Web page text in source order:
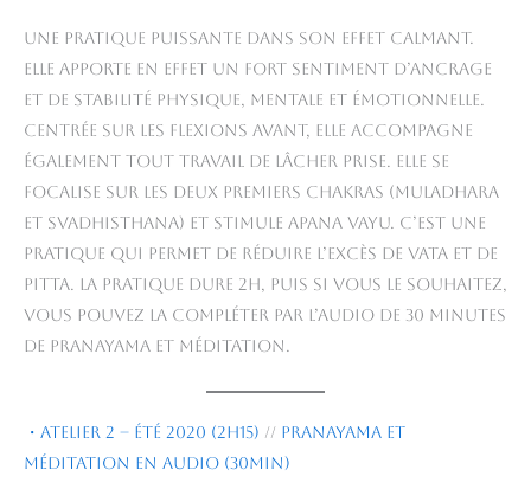
Une pratique puissante dans son effet calmant.
Elle apporte en effet un fort sentiment d’ancrage
et de stabilité physique, mentale et émotionnelle.
Centrée sur les flexions avant, elle accompagne
également tout travail de lâcher prise. Elle se
focalise sur les deux premiers chakras (muladhara
et svadhisthana) et stimule apana vayu. C’est une
pratique qui permet de réduire l’excès de vata et de
pitta. La pratique dure 2h, puis si vous le souhaitez,
vous pouvez la compléter par l’audio de 30 minutes
de pranayama et méditation.
・Atelier 2 – été 2020 (2h15) // Pranayama et
méditation en audio (30min)